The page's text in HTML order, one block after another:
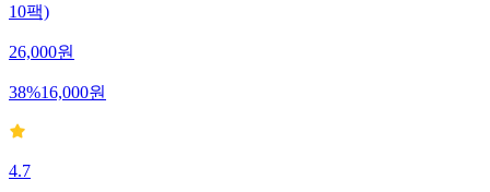
10팩)
26,000원
38%16,000원
4.7